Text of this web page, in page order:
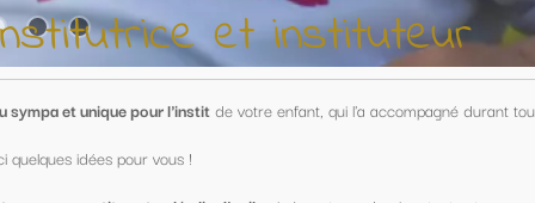
qui l'a accompagné durant toute une année !